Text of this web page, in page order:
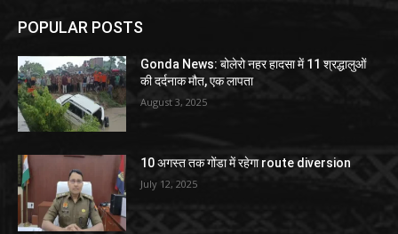
POPULAR POSTS
Gonda News: बोलेरो नहर हादसा में 11 श्रद्धालुओं
की दर्दनाक मौत, एक लापता
August 3, 2025
10 अगस्त तक गोंडा में रहेगा route diversion
July 12, 2025